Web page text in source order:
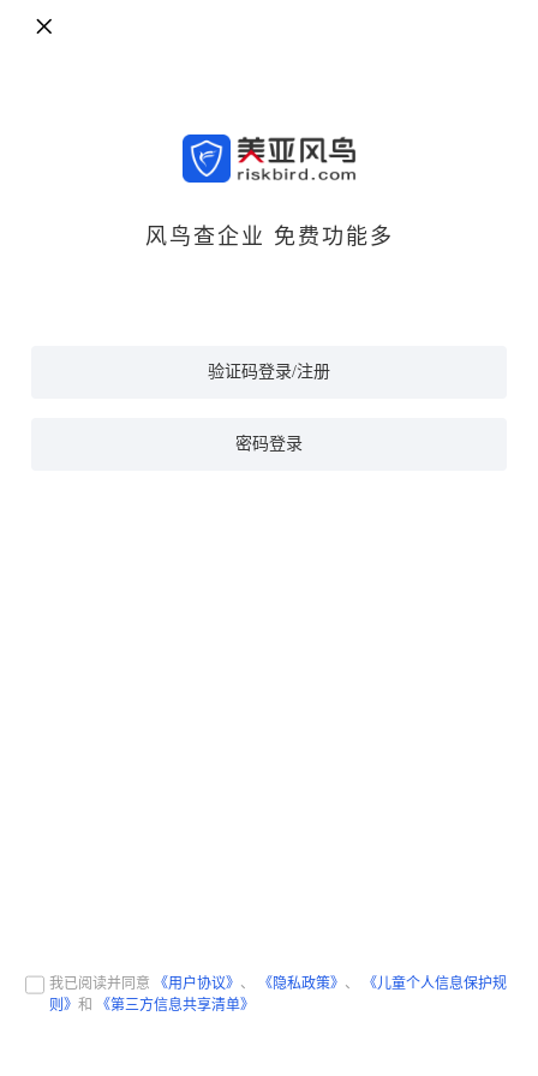
风鸟查企业 免费功能多
验证码登录/注册
密码登录
我已阅读并同意 《用户协议》 、 《隐私政策》 、
《儿童个人信息保护规
则》和 《第三方信息共享清单》